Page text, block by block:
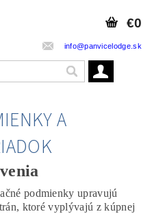
info@panvicelodge.sk
€0
A
podmienky upravujú
ktoré vyplývajú z kúpnej